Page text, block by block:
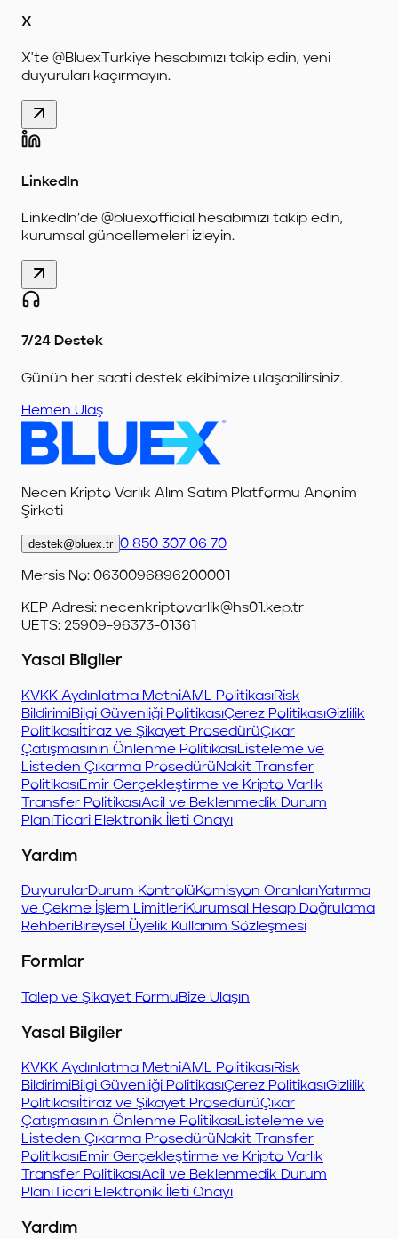
X
X'te @BluexTurkiye hesabımızı takip edin, yeni
duyuruları kaçırmayın.
LinkedIn
LinkedIn’de @bluexofficial hesabımızı takip edin,
kurumsal güncellemeleri izleyin.
7/24 Destek
Günün her saati destek ekibimize ulaşabilirsiniz.
Hemen Ulaş
Necen Kripto Varlık Alım Satım Platformu Anonim
Şirketi
destek@bluex.tr 0 850 307 06 70
Mersis No: 0630096896200001
KEP Adresi: necenkriptovarlik@hs01.kep.tr
UETS: 25909-96373-01361
Yasal Bilgiler
KVKK Aydınlatma MetniAML PolitikasıRisk
BildirimiBilgi Güvenliği PolitikasıÇerez PolitikasıGizlilik
Politikasıİtiraz ve Şikayet ProsedürüÇıkar
Çatışmasının Önlenme PolitikasıListeleme ve
Listeden Çıkarma ProsedürüNakit Transfer
PolitikasıEmir Gerçekleştirme ve Kripto Varlık
Transfer PolitikasıAcil ve Beklenmedik Durum
Planı Ticari Elektronik İleti Onayı
Yardım
DuyurularDurum KontrolüKomisyon OranlarıYatırma
ve Çekme İşlem LimitleriKurumsal Hesap Doğrulama
RehberiBireysel Üyelik Kullanım Sözleşmesi
Formlar
Talep ve Şikayet FormuBize Ulaşın
Yasal Bilgiler
KVKK Aydınlatma MetniAML PolitikasıRisk
BildirimiBilgi Güvenliği PolitikasıÇerez PolitikasıGizlilik
Politikasıİtiraz ve Şikayet ProsedürüÇıkar
Çatışmasının Önlenme PolitikasıListeleme ve
Listeden Çıkarma ProsedürüNakit Transfer
PolitikasıEmir Gerçekleştirme ve Kripto Varlık
Transfer PolitikasıAcil ve Beklenmedik Durum
Planı Ticari Elektronik İleti Onayı
Yardım